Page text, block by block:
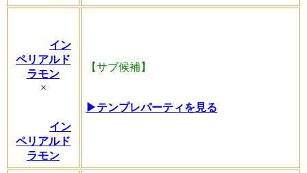
イン
ペリアルド
ラモン
×
イン
ペリアルド
ラモン
【サブ候補】
▶テンプレパーティを見る